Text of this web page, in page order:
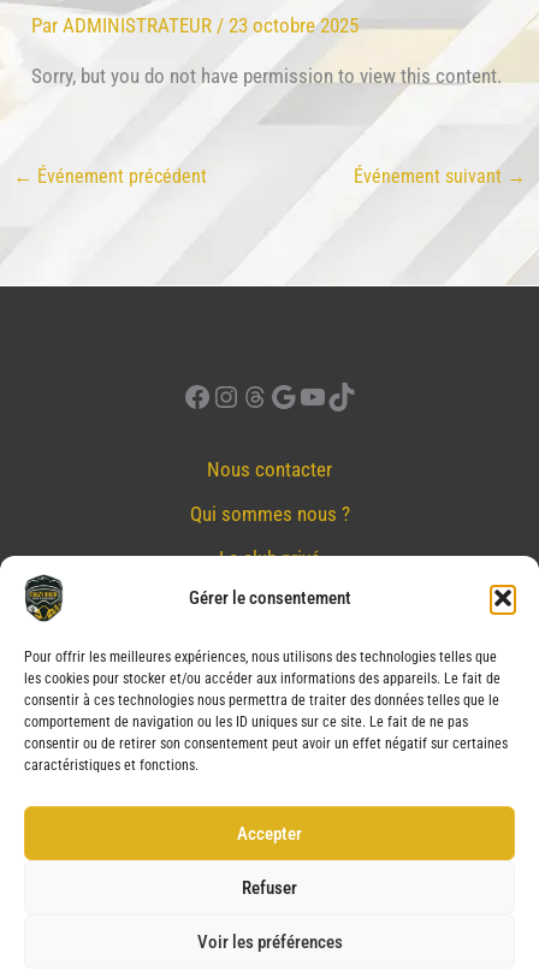
Gérer le consentement
Pour offrir les meilleures expériences, nous utilisons des technologies telles que
les cookies pour stocker et/ou accéder aux informations des appareils. Le fait de
consentir à ces technologies nous permettra de traiter des données telles que le
comportement de navigation ou les ID uniques sur ce site. Le fait de ne pas
consentir ou de retirer son consentement peut avoir un effet négatif sur certaines
caractéristiques et fonctions.
Accepter
Refuser
Voir les préférences
ParADMINISTRATEUR /23 octobre 2025
Sorry, but you do not have permission to view this content.
← Événement précédent Événement suivant →
Facebook
Instagram
Threads
Google
YouTube
TikTok
Nous contacter
Qui sommes nous ?
Le club privé
Réserver
Nos partenaires
Mentions Légales
Conditions générales de vente
Politique de cookies (UE)